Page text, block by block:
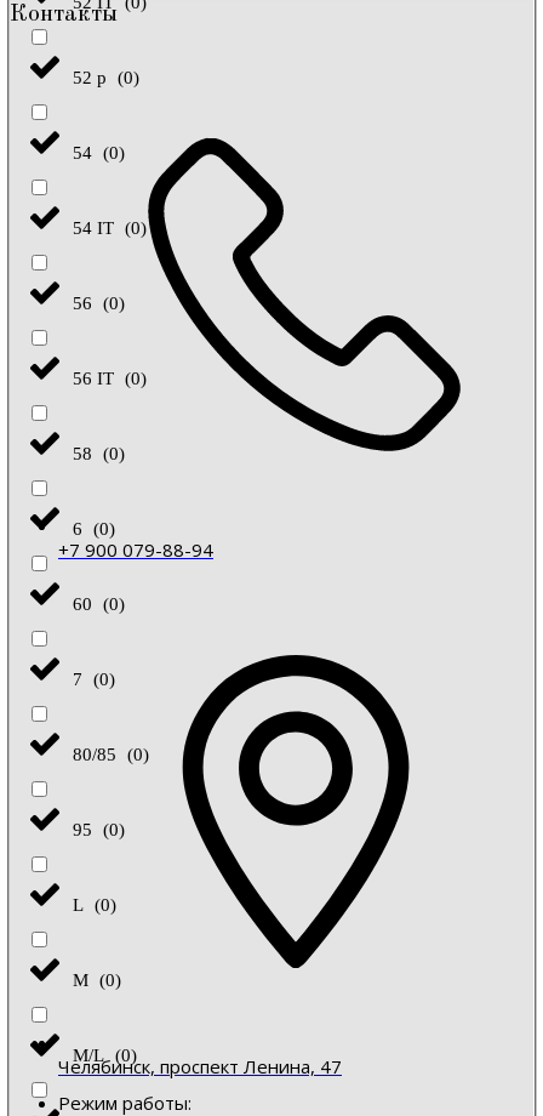
52 р (0)
54 (0)
54 IT (0)
56 (0)
56 IT (0)
58 (0)
6 (0)
60 (0)
7 (0)
80/85 (0)
95 (0)
L (0)
M (0)
M/L (0)
Контакты
+7 900 079-88-94
Челябинск, проспект Ленина, 47
Режим работы: